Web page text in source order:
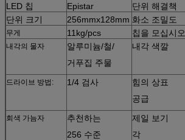
LED 칩 Epistar 단위 해결책
단위 크기
256mmx128mm 화소 조밀도
무게 11kg/pcs 칩을 모십시오
내각의 물자
알루미늄/철/
거푸집 주물
내각 색깔
드라이브 방법: 1/4 검사
힘의 상표
공급
회색 가늠자
추천하는
256 수준
제일 보기
각